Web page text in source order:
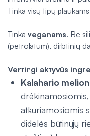
Tinka visų tipų plaukams.
Tinka veganams. Be
(petrolatum), dirbtinių
Vertingi aktyvūs
Kalahario
atkuriamosiomis
didelės būtinųjų